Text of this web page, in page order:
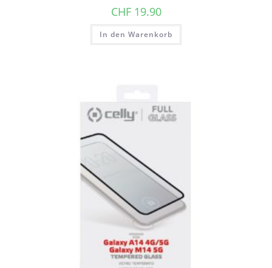
CHF19.90
In den Warenkorb